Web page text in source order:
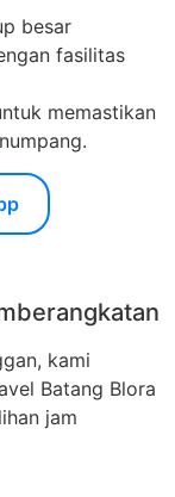
besar
fasilitas
memastikan
kami
Batang Blora
jam